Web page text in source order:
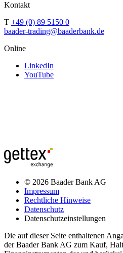
Kontakt
T +49 (0) 89 5150 0
baader-trading@baaderbank.de
Online
LinkedIn
YouTube
© 2026 Baader Bank AG
Impressum
Rechtliche Hinweise
Datenschutz
Datenschutzeinstellungen
Die auf dieser Seite enthaltenen
der Baader Bank AG zum Kauf,